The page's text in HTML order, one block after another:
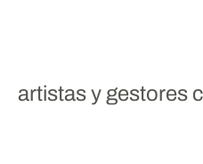
artistas y gestores